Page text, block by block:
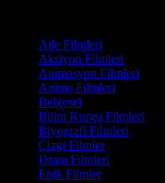
Aile Filmleri
Aksiyon Filmleri
Animasyon Filmleri
Anime Filmleri
Belgesel
Bilim Kurgu Filmleri
Biyografi Filmleri
Çizgi Filmler
Dram Filmleri
Epik Filmler